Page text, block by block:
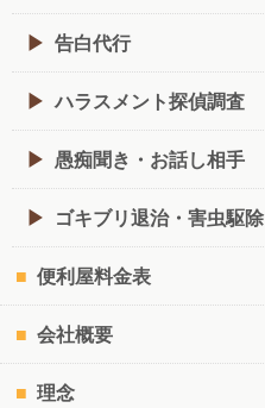
告白代行
ハラスメント探偵調査
愚痴聞き・お話し相手
ゴキブリ退治・害虫駆除
便利屋料金表
会社概要
理念